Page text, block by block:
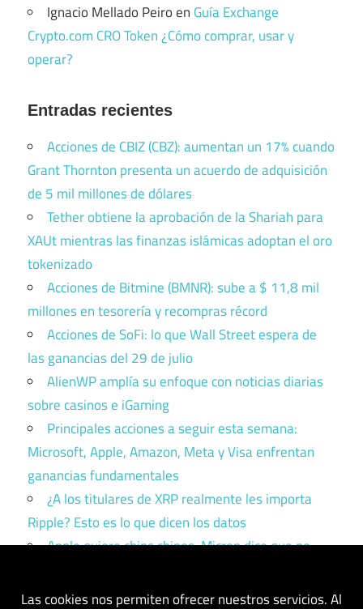
Ignacio Mellado Peiroen Guía Exchange
Crypto.com CRO Token ¿Cómo comprar, usar y
operar?
Entradas recientes
Acciones de CBIZ (CBZ): aumentan un 17% cuando
Grant Thornton presenta un acuerdo de adquisición
de 5 mil millones de dólares
Tether obtiene la aprobación de la Shariah para
XAUt mientras las finanzas islámicas adoptan el oro
tokenizado
Acciones de Bitmine (BMNR): sube a $ 11,8 mil
millones en tesorería y recompras récord
Acciones de SoFi: lo que Wall Street espera de
las ganancias del 29 de julio
AlienWP amplía su enfoque con noticias diarias
sobre casinos e iGaming
Principales acciones a seguir esta semana:
Microsoft, Apple, Amazon, Meta y Visa enfrentan
ganancias fundamentales
¿A los titulares de XRP realmente les importa
Ripple? Esto es lo que dicen los datos
Apple quiere chips chinos. Micron dice que no.
Las cookies nos permiten ofrecer nuestros servicios. Al